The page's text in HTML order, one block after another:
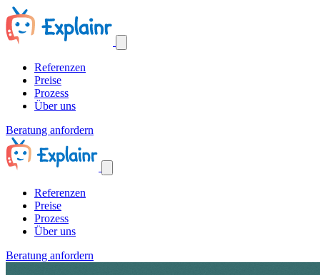
Referenzen
Preise
Prozess
Über uns
Beratung anfordern
Referenzen
Preise
Prozess
Über uns
Beratung anfordern